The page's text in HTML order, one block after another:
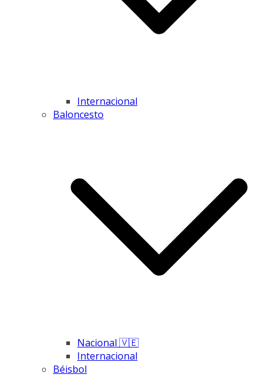
Internacional
Baloncesto
Nacional 🇻🇪
Internacional
Béisbol